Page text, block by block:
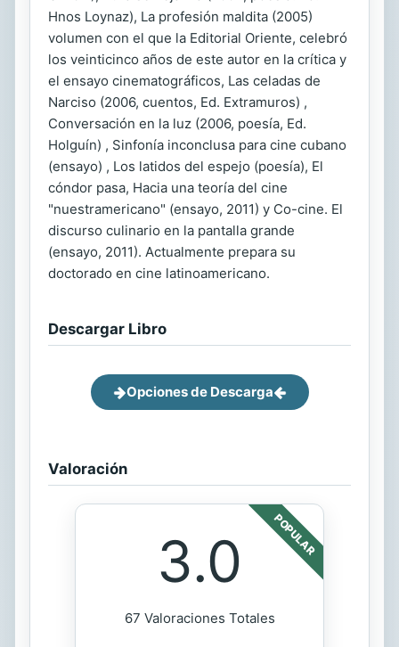
Hnos Loynaz), La profesión maldita (2005)
volumen con el que la Editorial Oriente, celebró
los veinticinco años de este autor en la crítica y
el ensayo cinematográficos, Las celadas de
Narciso (2006, cuentos, Ed. Extramuros) ,
Conversación en la luz (2006, poesía, Ed.
Holguín) , Sinfonía inconclusa para cine cubano
(ensayo) , Los latidos del espejo (poesía), El
cóndor pasa, Hacia una teoría del cine
"nuestramericano" (ensayo, 2011) y Co-cine. El
discurso culinario en la pantalla grande
(ensayo, 2011). Actualmente prepara su
doctorado en cine latinoamericano.
Descargar Libro
Opciones de Descarga
Valoración
POPULAR
3.0
67 Valoraciones Totales